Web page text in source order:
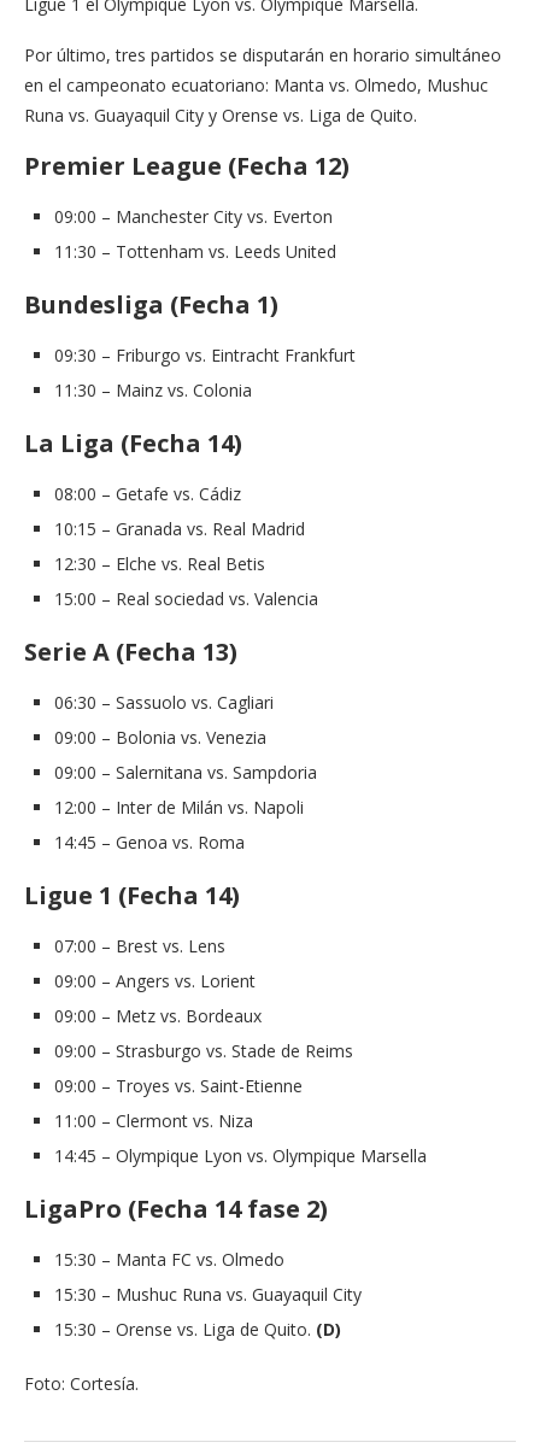
Por último, tres partidos se disputarán en horario simultáneo
en el campeonato ecuatoriano: Manta vs. Olmedo, Mushuc
Runa vs. Guayaquil City y Orense vs. Liga de Quito.
Premier League (Fecha 12)
09:00 – Manchester City vs. Everton
11:30 – Tottenham vs. Leeds United
Bundesliga (Fecha 1)
09:30 – Friburgo vs. Eintracht Frankfurt
11:30 – Mainz vs. Colonia
La Liga (Fecha 14)
08:00 – Getafe vs. Cádiz
10:15 – Granada vs. Real Madrid
12:30 – Elche vs. Real Betis
15:00 – Real sociedad vs. Valencia
Serie A (Fecha 13)
06:30 – Sassuolo vs. Cagliari
09:00 – Bolonia vs. Venezia
09:00 – Salernitana vs. Sampdoria
12:00 – Inter de Milán vs. Napoli
14:45 – Genoa vs. Roma
Ligue 1 (Fecha 14)
07:00 – Brest vs. Lens
09:00 – Angers vs. Lorient
09:00 – Metz vs. Bordeaux
09:00 – Strasburgo vs. Stade de Reims
09:00 – Troyes vs. Saint-Etienne
11:00 – Clermont vs. Niza
14:45 – Olympique Lyon vs. Olympique Marsella
LigaPro (Fecha 14 fase 2)
15:30 – Manta FC vs. Olmedo
15:30 – Mushuc Runa vs. Guayaquil City
15:30 – Orense vs. Liga de Quito. (D)
Foto: Cortesía.